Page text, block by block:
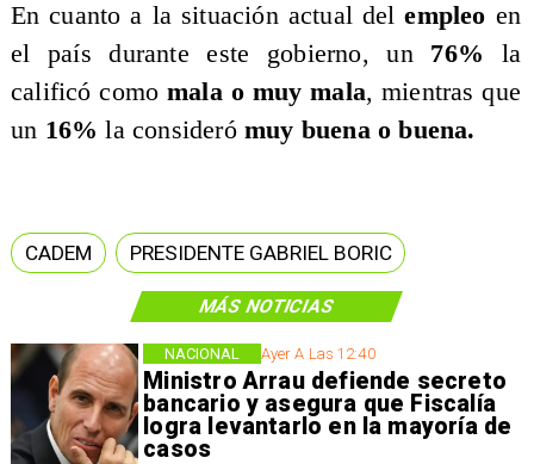
MÁS NOTICIAS
Ayer A Las 12:40
Ministro Arrau defiende secreto
bancario y asegura que Fiscalía
logra levantarlo en la mayoría de
casos
NACIONAL
En cuanto a la situación actual del empleo en
el país durante este gobierno, un 76% la
calificó como mala o muy mala, mientras que
un 16% la consideró muy buena o buena.
CADEM PRESIDENTE GABRIEL BORIC